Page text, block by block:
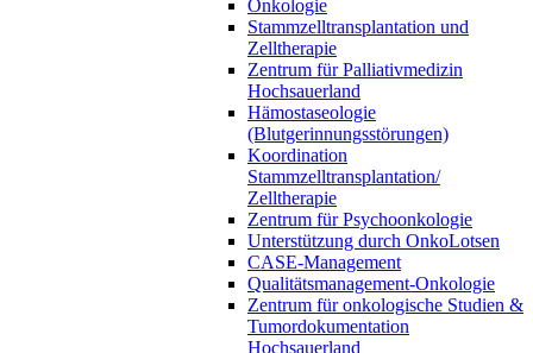
Onkologie
Stammzelltransplantation und
Zelltherapie
Zentrum für Palliativmedizin
Hochsauerland
Hämostaseologie
(Blutgerinnungsstörungen)
Koordination
Stammzelltransplantation/
Zelltherapie
Zentrum für Psychoonkologie
Unterstützung durch OnkoLotsen
CASE-Management
Qualitätsmanagement-Onkologie
Zentrum für onkologische Studien &
Tumordokumentation
Hochsauerland